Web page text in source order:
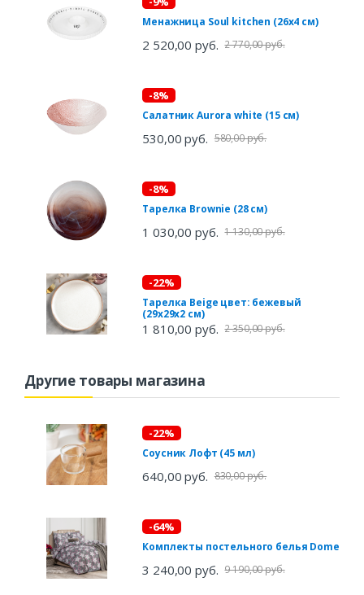
Менажница Soul kitchen (26х4 см)
2 520,00 руб. 2 770,00 руб.
-8%
Салатник Aurora white (15 см)
530,00 руб. 580,00 руб.
-8%
Тарелка Brownie (28 см)
1 030,00 руб. 1 130,00 руб.
-22%
Тарелка Beige цвет: бежевый
(29х29х2 см)
1 810,00 руб. 2 350,00 руб.
Другие товары магазина
-22%
Соусник Лофт (45 мл)
640,00 руб. 830,00 руб.
-64%
Комплекты постельного белья Dome
3 240,00 руб. 9 190,00 руб.